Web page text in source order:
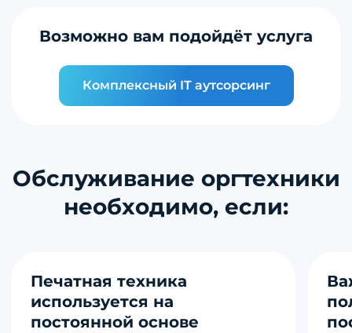
Возможно вам подойдёт услуга
Комплексный IT аутсорсинг
Обслуживание оргтехники
необходимо, если:
Печатная техника
используется на
постоянной основе